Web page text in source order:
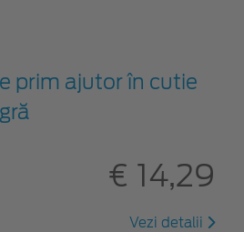
prim ajutor în cutie
€ 14,29
Vezi detalii